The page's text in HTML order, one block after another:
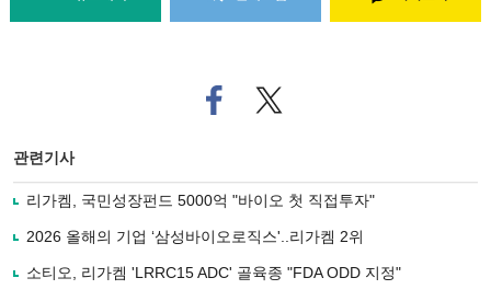
페
이
로
사
유
트위
터로
관련기사
리가켐, 국민성장펀드 5000억 "바이오 첫 직접투자"
2026 올해의 기업 ‘삼성바이오로직스'..리가켐 2위
소티오, 리가켐 'LRRC15 ADC' 골육종 "FDA ODD 지정"